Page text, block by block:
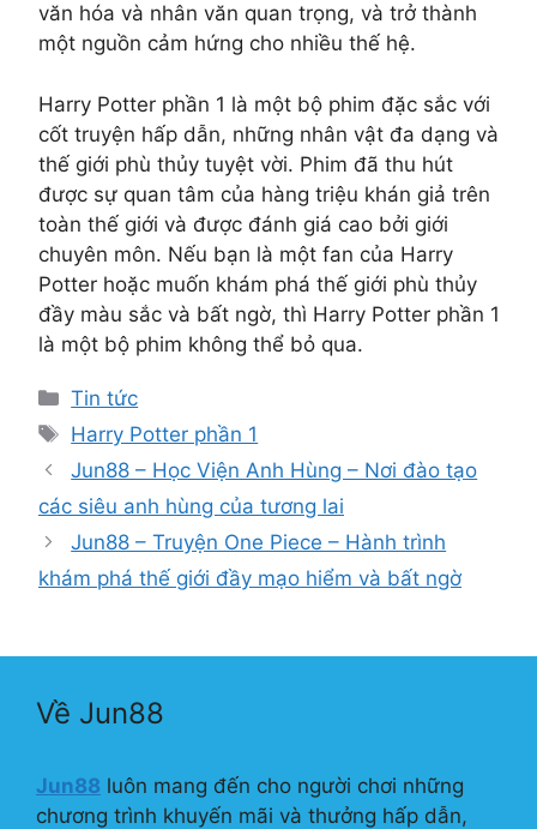
văn hóa và nhân văn quan trọng, và trở thành
một nguồn cảm hứng cho nhiều thế hệ.
Harry Potter phần 1 là một bộ phim đặc sắc với
cốt truyện hấp dẫn, những nhân vật đa dạng và
thế giới phù thủy tuyệt vời. Phim đã thu hút
được sự quan tâm của hàng triệu khán giả trên
toàn thế giới và được đánh giá cao bởi giới
chuyên môn. Nếu bạn là một fan của Harry
Potter hoặc muốn khám phá thế giới phù thủy
đầy màu sắc và bất ngờ, thì Harry Potter phần 1
là một bộ phim không thể bỏ qua.
Danh
mục
Tin tức
Thẻ
Harry Potter phần 1
Jun88 – Học Viện Anh Hùng – Nơi đào tạo
các siêu anh hùng của tương lai
Jun88 – Truyện One Piece – Hành trình
khám phá thế giới đầy mạo hiểm và bất ngờ
Về Jun88
Jun88 luôn mang đến cho người chơi những
chương trình khuyến mãi và thưởng hấp dẫn,